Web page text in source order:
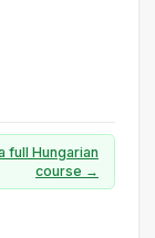
full Hungarian
course →